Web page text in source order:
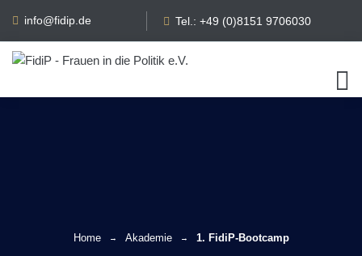
info@fidip.de Tel.: +49 (0)8151 9706030
Home Akademie 1. FidiP-Bootcamp